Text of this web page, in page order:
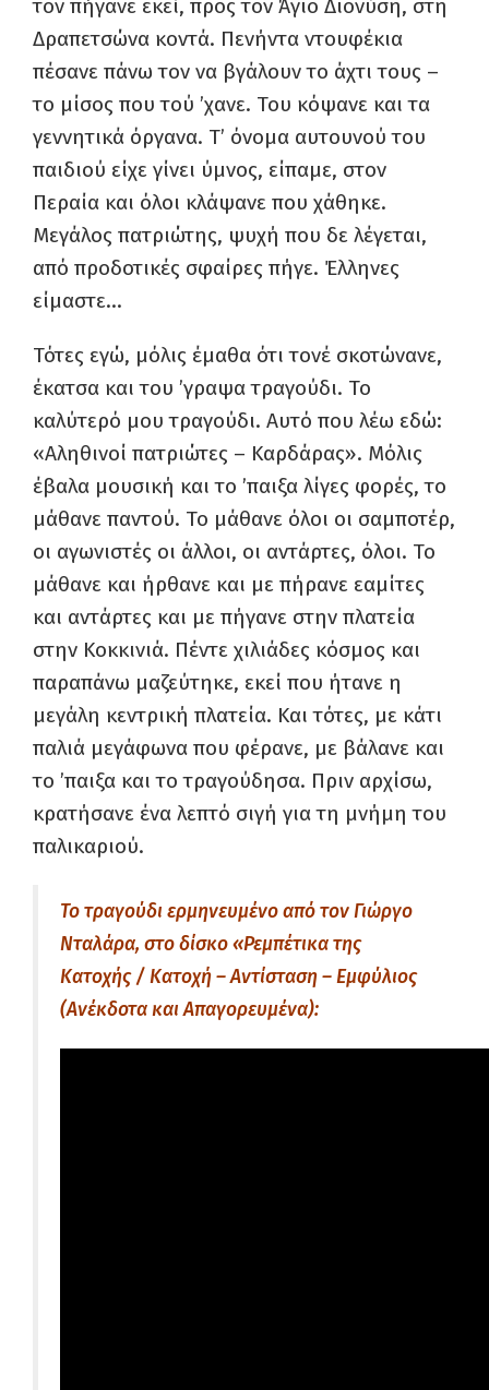
τον πήγανε εκεί, προς τον Άγιο Διονύση, στη
Δραπετσώνα κοντά. Πενήντα ντουφέκια
πέσανε πάνω τον να βγάλουν το άχτι τους –
το μίσος που τού ’χανε. Του κόψανε και τα
γεννητικά όργανα. Τ’ όνομα αυτουνού του
παιδιού είχε γίνει ύμνος, είπαμε, στον
Περαία και όλοι κλάψανε που χάθηκε.
Μεγάλος πατριώτης, ψυχή που δε λέγεται,
από προδοτικές σφαίρες πήγε. Έλληνες
είμαστε…
Τότες εγώ, μόλις έμαθα ότι τονέ σκοτώνανε,
έκατσα και του ’γραψα τραγούδι. Το
καλύτερό μου τραγούδι. Αυτό που λέω εδώ:
«Αληθινοί πατριώτες – Καρδάρας». Μόλις
έβαλα μουσική και το ’παιξα λίγες φορές, το
μάθανε παντού. Το μάθανε όλοι οι σαμποτέρ,
οι αγωνιστές οι άλλοι, οι αντάρτες, όλοι. Το
μάθανε και ήρθανε και με πήρανε εαμίτες
και αντάρτες και με πήγανε στην πλατεία
στην Κοκκινιά. Πέντε χιλιάδες κόσμος και
παραπάνω μαζεύτηκε, εκεί που ήτανε η
μεγάλη κεντρική πλατεία. Και τότες, με κάτι
παλιά μεγάφωνα που φέρανε, με βάλανε και
το ’παιξα και το τραγούδησα. Πριν αρχίσω,
κρατήσανε ένα λεπτό σιγή για τη μνήμη του
παλικαριού.
Το τραγούδι ερμηνευμένο από τον Γιώργο
Νταλάρα, στο δίσκο «Ρεμπέτικα της
Κατοχής / Κατοχή – Αντίσταση – Εμφύλιος
(Ανέκδοτα και Απαγορευμένα):